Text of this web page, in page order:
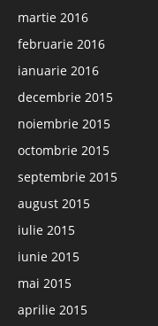
martie 2016
februarie 2016
ianuarie 2016
decembrie 2015
noiembrie 2015
octombrie 2015
septembrie 2015
august 2015
iulie 2015
iunie 2015
mai 2015
aprilie 2015